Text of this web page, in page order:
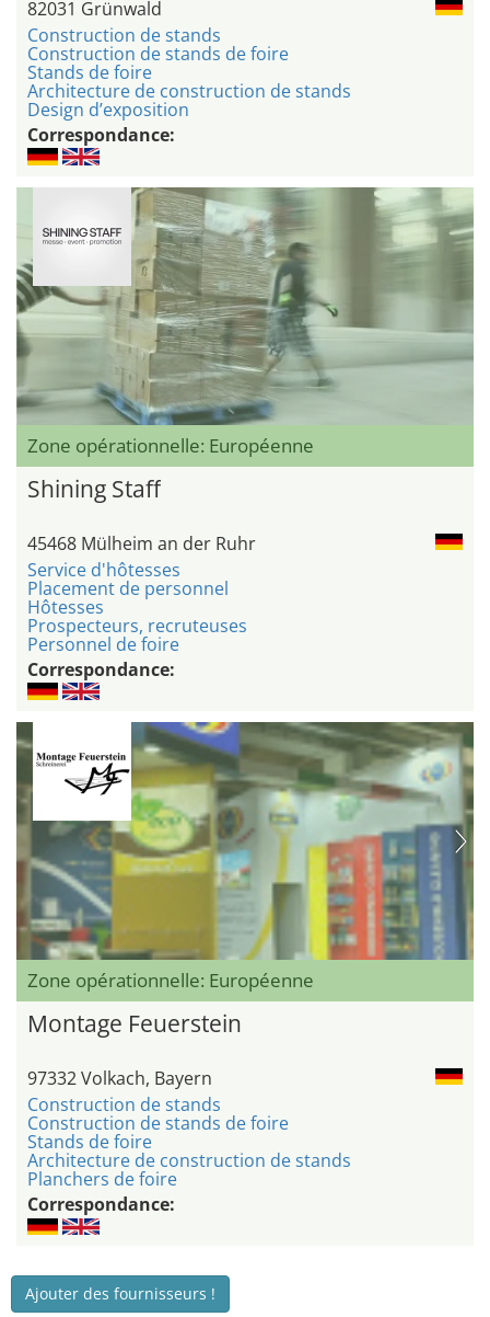
82031 Grünwald
Construction de stands
Construction de stands de foire
Stands de foire
Architecture de construction de stands
Design d’exposition
Correspondance:
Zone opérationnelle: Européenne
Shining Staff
45468 Mülheim an der Ruhr
Service d'hôtesses
Placement de personnel
Hôtesses
Prospecteurs, recruteuses
Personnel de foire
Correspondance:
Zone opérationnelle: Européenne
Montage Feuerstein
97332 Volkach, Bayern
Construction de stands
Construction de stands de foire
Stands de foire
Architecture de construction de stands
Planchers de foire
Correspondance:
Ajouter des fournisseurs !